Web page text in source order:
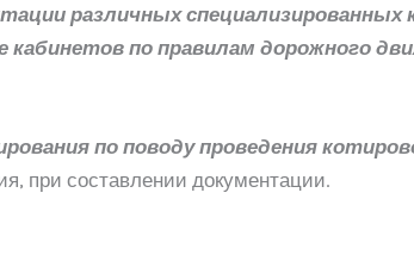
различных специализированных
кабинетов по правилам дорожного
по поводу проведения
при составлении документации.